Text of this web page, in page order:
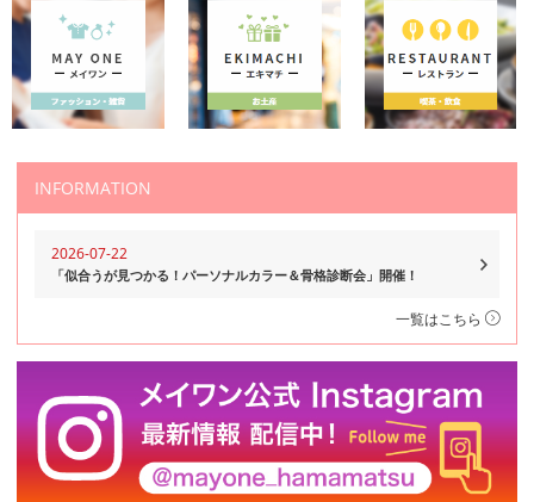
INFORMATION
2026-07-22
「似合うが見つかる！パーソナルカラー＆骨格診断会」開催！
一覧はこちら